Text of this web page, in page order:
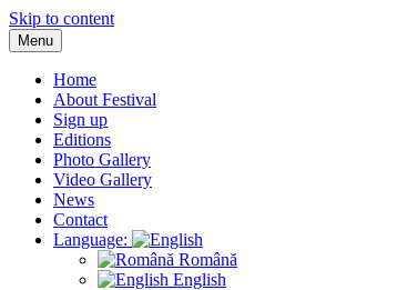
Skip to content
Menu
Home
About Festival
Sign up
Editions
Photo Gallery
Video Gallery
News
Contact
Language:
Română
English